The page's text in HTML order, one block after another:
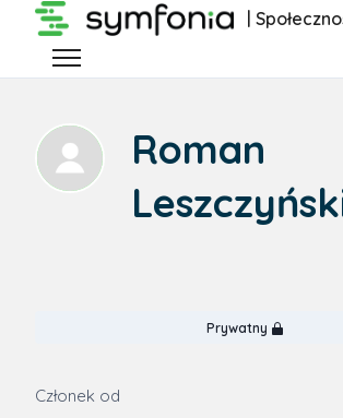
Przejdź do głównej zawartości |
Przełącz menu nawigacyjne
Roman
Prywatny
Członek od